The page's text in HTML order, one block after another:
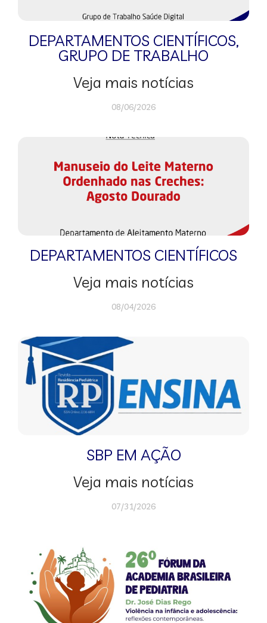
DEPARTAMENTOS CIENTÍFICOS,
GRUPO DE TRABALHO
Veja mais notícias
08/06/2026
DEPARTAMENTOS CIENTÍFICOS
Veja mais notícias
08/04/2026
SBP EM AÇÃO
Veja mais notícias
07/31/2026